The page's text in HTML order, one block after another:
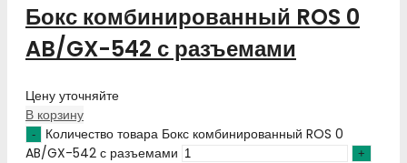
Бокс комбинированный ROS 0
AB/GX-542 с разъемами
Цену уточняйте
В корзину
Количество товара Бокс комбинированный ROS 0
AB/GX-542 с разъемами